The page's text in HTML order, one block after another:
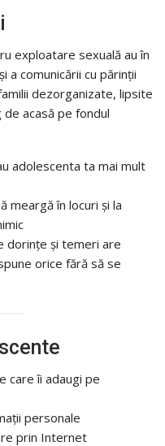
exploatare sexuală au în
a comunicării cu părinții
dezorganizate, lipsite
acasă pe fondul
adolescenta ta mai mult
meargă în locuri și la
dorințe și temeri are
orice fără să se
care îi adaugi pe
personale
prin Internet